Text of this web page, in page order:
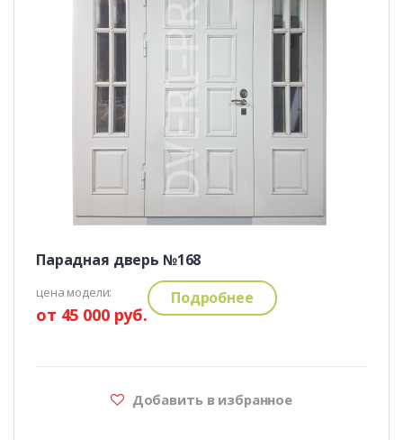
Парадная дверь №168
цена модели:
от 45 000 руб.
Подробнее
Добавить в избранное